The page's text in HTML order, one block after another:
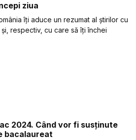
ziua
îți aduce un rezumat al știrilor cu
respectiv, cu care să îți închei
2024. Când vor fi susținute
bacalaureat